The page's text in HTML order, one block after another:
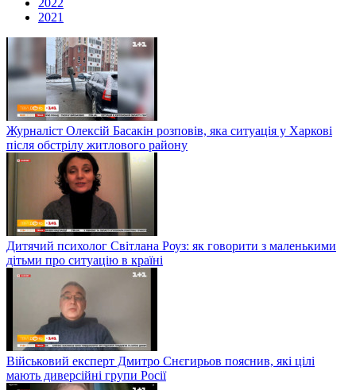
2021
Журналіст Олексій Басакін розповів, яка ситуація у Харкові
після обстрілу житлового району
Дитячий психолог Світлана Роуз: як говорити з маленькими
дітьми про ситуацію в країні
Військовий експерт Дмитро Снєгирьов пояснив, які цілі
мають диверсійні групи Росії